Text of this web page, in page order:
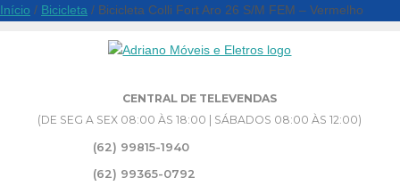
CENTRAL DE TELEVENDAS
(DE SEG A SEX 08:00 ÀS 18:00 | SÁBADOS 08:00 ÀS 12:00)
(62) 99815-1940
(62) 99365-0792
Início / Bicicleta / Bicicleta Colli Fort Aro 26 S/M FEM – Vermelho